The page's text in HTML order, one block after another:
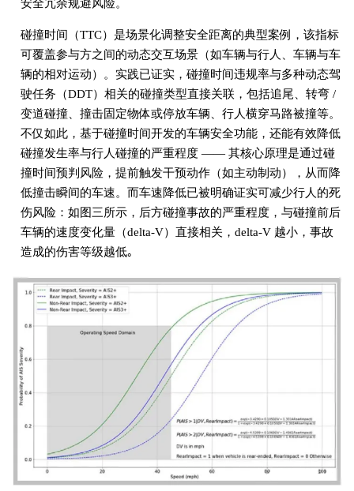
安全冗余规避风险。
碰撞时间（TTC）是场景化调整安全距离的典型案例，该指标
可覆盖参与方之间的动态交互场景（如车辆与行人、车辆与车
辆的相对运动）。实践已证实，碰撞时间违规率与多种动态驾
驶任务（DDT）相关的碰撞类型直接关联，包括追尾、转弯 /
变道碰撞、撞击固定物体或停放车辆、行人横穿马路被撞等。
不仅如此，基于碰撞时间开发的车辆安全功能，还能有效降低
碰撞发生率与行人碰撞的严重程度 —— 其核心原理是通过碰
撞时间预判风险，提前触发干预动作（如主动制动），从而降
低撞击瞬间的车速。而车速降低已被明确证实可减少行人的死
伤风险：如图三所示，后方碰撞事故的严重程度，与碰撞前后
车辆的速度变化量（delta-V）直接相关，delta-V 越小，事故
造成的伤害等级越低｡